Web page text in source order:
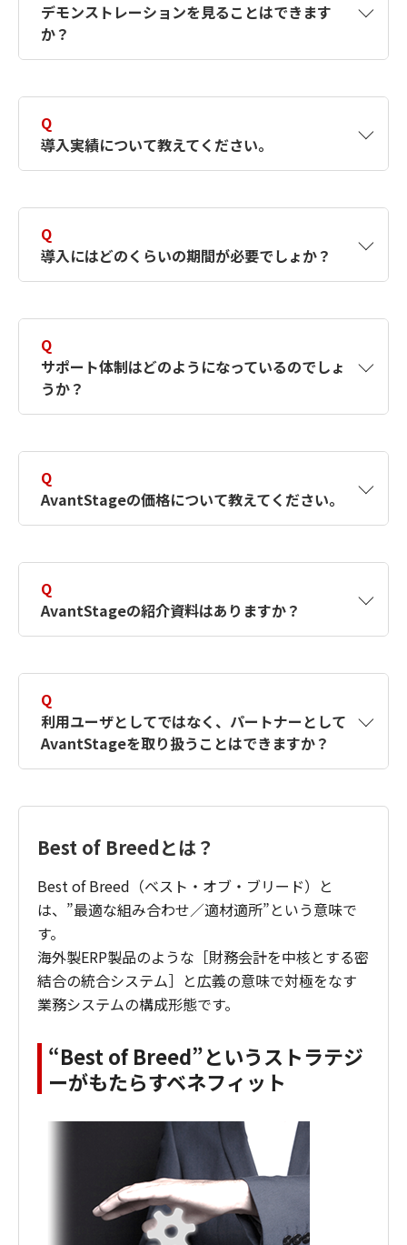
を提供、柔軟なシステムの構築、導入、運用が
できます。
ケージ製品をどこまで導入するかによって、対
象業種や企業規模は変わってきます。例えば、
生産管理の仕組みを検討しているお客さまの場
の特性から対象企業は売上高が数百億円以上の
デモンストレーションを見ることはできます
か？
りますので、AvantStageとしてのデモをお見せ
することはできません。現在の業務課題から特
に関心のあるパッケージについてご連絡いただ
Q
導入実績について教えてください。
なります。複数パッケージを組み合わせて導入
している事例もございます。導入事例を公開し
ておりますので、ぜひご確認ください。
Q
導入にはどのくらいの期間が必要でしょか？
Q
サポート体制はどのようになっているのでしょ
うか？
すので、お客さまごとに保守の内容、体制、窓
口は異なります。
Q
AvantStageの価格について教えてください。
となる費用は変わってきます。そのためご要件
をお聞かせいただいた後にご提示するようにし
ております。
Q
AvantStageの紹介資料はありますか？
Q
利用ユーザとしてではなく、パートナーとして
AvantStageを取り扱うことはできますか？
個々のパッケージについてはその限りではあり
ません。
Best of Breedとは？
Best of Breed（ベスト・オブ・ブリード）と
は、”最適な組み合わせ／適材適所”という意味で
す。
海外製ERP製品のような［財務会計を中核とする密
結合の統合システム］と広義の意味で対極をなす
業務システムの構成形態です。
“Best of Breed”というストラテジ
ーがもたらすベネフィット